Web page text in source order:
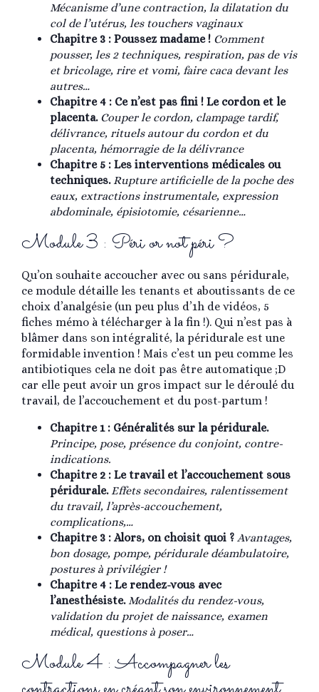
Mécanisme d’une contraction, la dilatation du
col de l’utérus, les touchers vaginaux
Chapitre 3 : Poussez madame ! Comment
pousser, les 2 techniques, respiration, pas de vis
et bricolage, rire et vomi, faire caca devant les
autres…
Chapitre 4 : Ce n’est pas fini ! Le cordon et le
placenta. Couper le cordon, clampage tardif,
délivrance, rituels autour du cordon et du
placenta, hémorragie de la délivrance
Chapitre 5 : Les interventions médicales ou
techniques. Rupture artificielle de la poche des
eaux, extractions instrumentale, expression
abdominale, épisiotomie, césarienne…
Module 3 : Péri or not péri ?
Qu’on souhaite accoucher avec ou sans péridurale,
ce module détaille les tenants et aboutissants de ce
choix d’analgésie (un peu plus d’1h de vidéos, 5
fiches mémo à télécharger à la fin !). Qui n’est pas à
blâmer dans son intégralité, la péridurale est une
formidable invention ! Mais c’est un peu comme les
antibiotiques cela ne doit pas être automatique ;D
car elle peut avoir un gros impact sur le déroulé du
travail, de l’accouchement et du post-partum !
Chapitre 1 : Généralités sur la péridurale.
Principe, pose, présence du conjoint, contre-
indications.
Chapitre 2 : Le travail et l’accouchement sous
péridurale. Effets secondaires, ralentissement
du travail, l’après-accouchement,
complications,…
Chapitre 3 : Alors, on choisit quoi ? Avantages,
bon dosage, pompe, péridurale déambulatoire,
postures à privilégier !
Chapitre 4 : Le rendez-vous avec
l’anesthésiste. Modalités du rendez-vous,
validation du projet de naissance, examen
médical, questions à poser…
Module 4 : Accompagner les